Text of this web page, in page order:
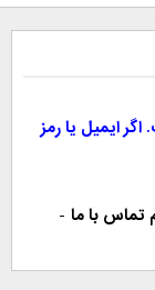
ایمیل یا رمز
تماس با ما -